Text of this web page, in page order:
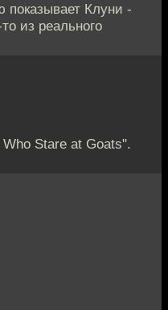
показывает Клуни -
из реального
Stare at Goats".